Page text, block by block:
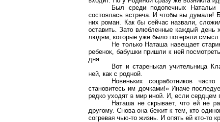
Был среди подопечных Натальи
состоялась встреча. И чтобы вы думали!
них роман. Как бы сейчас назвали,
оставить. Зато влюбленные каждый день
людям, которые уже было потеряли смысл
Не только Наташа навещает
ребенок, бабушки пришли к ней
дня.
Вот и старенькая учительница
ней, как с родной.
Новеньких соцработников
становитесь им дочками!» Иначе
редко уходят в мир иной. И, если сердцем
Наташа не скрывает, что ей не
другому. Снова она бежит к тем, кто
согревая чью-то жизнь. И опять ей кто-то